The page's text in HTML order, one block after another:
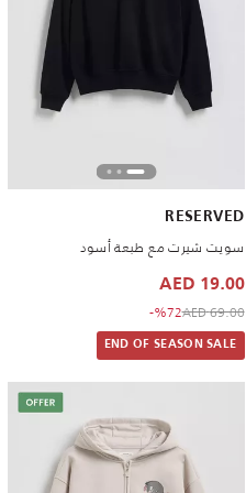
RESERVED
سويت شيرت مع طبعة أسود
19.00 AED
Price reduced from
69.00 AED
to 19.00 AED
%72-
END OF SEASON SALE